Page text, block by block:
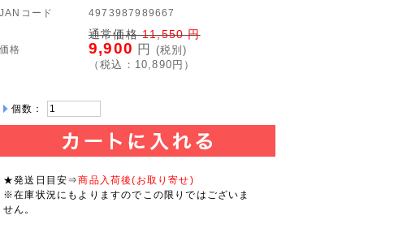
JANコード
4973987989667
価格
通常価格11,550円
9,900 円 (税別)
（税込： 10,890 円）
個数：
★発送日目安⇒商品入荷後(お取り寄せ)
※在庫状況にもよりますのでこの限りではございま
せん。